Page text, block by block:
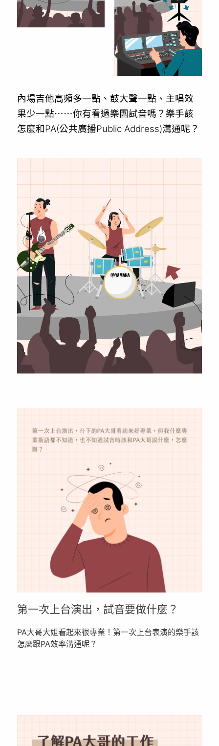
內場吉他高頻多一點、鼓大聲一點、主唱效
果少一點⋯⋯你有看過樂團試音嗎？樂手該
怎麼和PA(公共廣播Public Address)溝通呢？
第一次上台演出，試音要做什麼？
PA大哥大姐看起來很專業！第一次上台表演的樂手該
怎麼跟PA效率溝通呢？